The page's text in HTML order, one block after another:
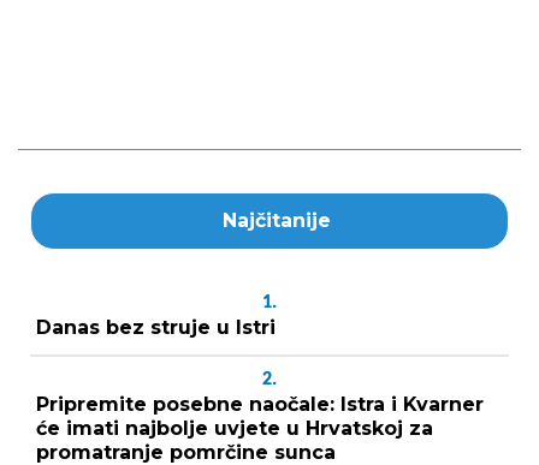
Najčitanije
1.
Danas bez struje u Istri
2.
Pripremite posebne naočale: Istra i Kvarner
će imati najbolje uvjete u Hrvatskoj za
promatranje pomrčine sunca